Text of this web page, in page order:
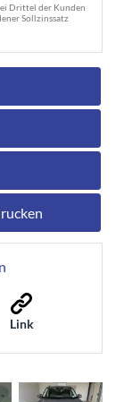
Drittel der Kunden
Sollzinssatz
Link